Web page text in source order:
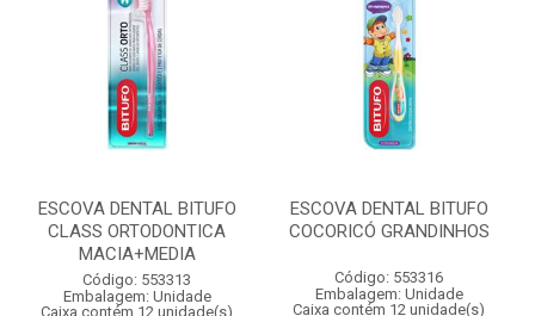
ESCOVA DENTAL BITUFO
CLASS ORTODONTICA
MACIA+MEDIA
Código: 553313
Embalagem: Unidade
Caixa contém 12 unidade(s)
ESCOVA DENTAL BITUFO
COCORICÓ GRANDINHOS
Código: 553316
Embalagem: Unidade
Caixa contém 12 unidade(s)